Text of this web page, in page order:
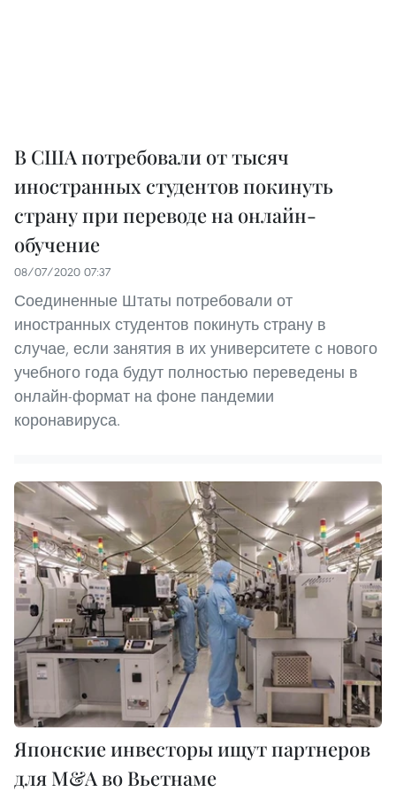
В США потребовали от тысяч
иностранных студентов покинуть
страну при переводе на онлайн-
обучение
08/07/2020 07:37
Соединенные Штаты потребовали от
иностранных студентов покинуть страну в
случае, если занятия в их университете с нового
учебного года будут полностью переведены в
онлайн-формат на фоне пандемии
коронавируса.
Японские инвесторы ищут партнеров
для M&A во Вьетнаме